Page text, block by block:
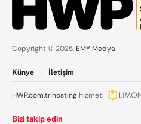
Copyright © 2025, EMY Medya
Künye İletişim
HWP.com.trhosting hizmeti
Bizi takip edin